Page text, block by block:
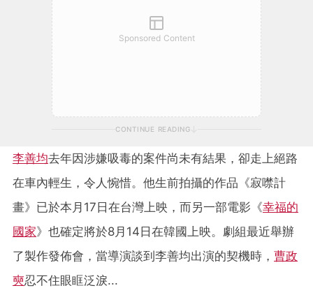
Sponsored Content
CONTINUE READING
李善均去年因涉嫌吸毒的案件尚未有結果，卻走上絕路
在車內輕生，令人惋惜。他生前拍攝的作品《寂噤計
畫》已於本月17日在台灣上映，而另一部電影《幸福的
國家》也確定將於8月14日在韓國上映。劇組最近舉辦
了製作發佈會，當導演談到李善均出演的契機時， 曹政
奭忍不住眼眶泛淚...